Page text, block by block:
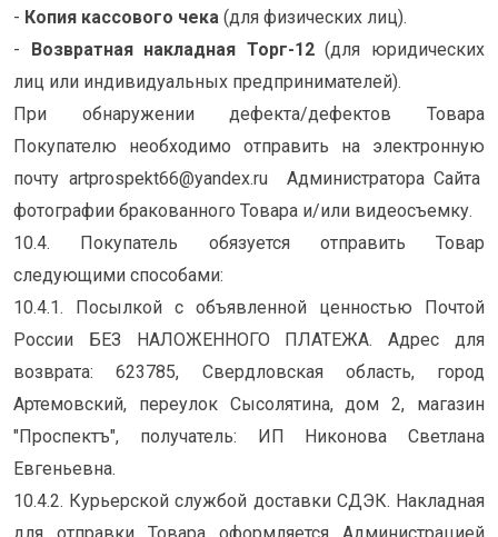
- Копия кассового чека (для физических лиц).
-
Возвратная накладная Торг-12(для юридических
лиц или индивидуальных предпринимателей).
При обнаружении дефекта/дефектов Товара
Покупателю необходимо отправить на электронную
почту artprospekt66@yandex.ru Администратора Сайта
фотографии бракованного Товара и/или видеосъемку.
10.4. Покупатель обязуется отправить Товар
следующими способами:
10.4.1. Посылкой с объявленной ценностью Почтой
России БЕЗ НАЛОЖЕННОГО ПЛАТЕЖА. Адрес для
возврата: 623785, Свердловская область, город
Артемовский, переулок Сысолятина, дом 2, магазин
"Проспектъ", получатель: ИП Никонова Светлана
Евгеньевна.
10.4.2. Курьерской службой доставки СДЭК. Накладная